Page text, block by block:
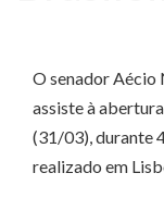
O senador Aécio
assiste à
(31/03), durante
realizado em